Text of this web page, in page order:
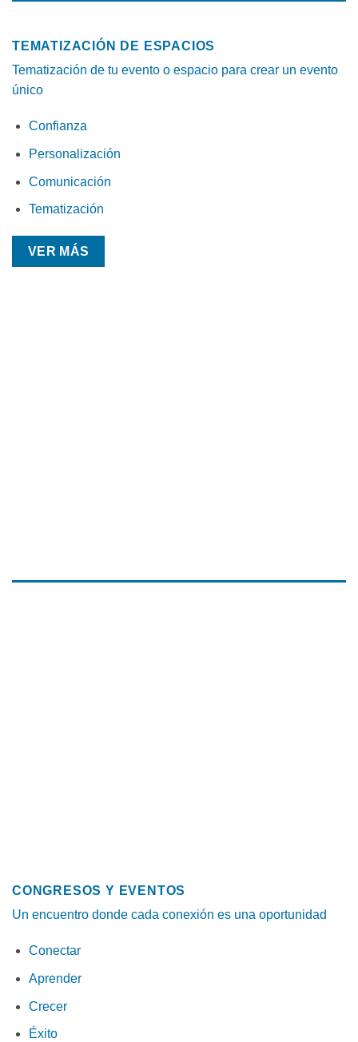
TEMATIZACIÓN DE ESPACIOS
Tematización de tu evento o espacio para crear un evento
único
Confianza
Personalización
Comunicación
Tematización
VER MÁS
CONGRESOS Y EVENTOS
Un encuentro donde cada conexión es una oportunidad
Conectar
Aprender
Crecer
Éxito